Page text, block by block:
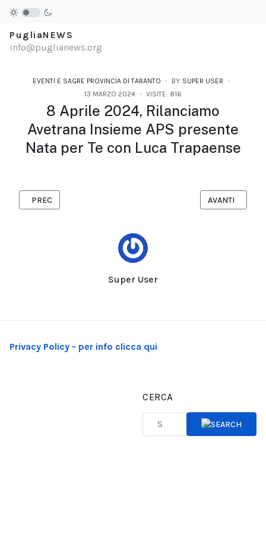
PugliaNEWS
info@puglianews.org
EVENTI E SAGRE PROVINCIA DI TARANTO BY SUPER USER
13 MARZO 2024
VISITE: 816
8 Aprile 2024, Rilanciamo
Avetrana Insieme APS presente
Nata per Te con Luca Trapaense
Super User
ARTICOLO PRECEDENTE: SUD AND FOOD - AVETRANA, 12
PREC ARTICOLO
AVANTI
Privacy Policy - per info clicca qui
CERCA